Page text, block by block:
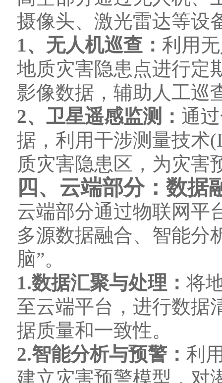
摄像头、激光雷达等设
1、无人机巡查： 利用
地质灾害隐患点进行定
影像数据，辅助人工巡
2、卫星遥感监测： 通
据，利用干涉测量技术
质灾害隐患区，为灾害
四、云端部分：数据
云端部分通过物联网平
多源数据融合、智能分
脑”。
1.数据汇聚与处理： 将
至云端平台，进行数据
据质量和一致性。
2.智能分析与预警： 利
建立灾害预警模型，对